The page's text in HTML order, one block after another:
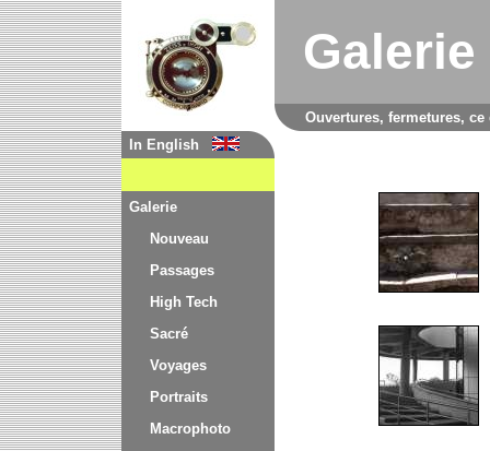
Galerie
Ouvertures, fermetures,
In English
Galerie
Nouveau
Passages
High Tech
Sacré
Voyages
Portraits
Macrophoto